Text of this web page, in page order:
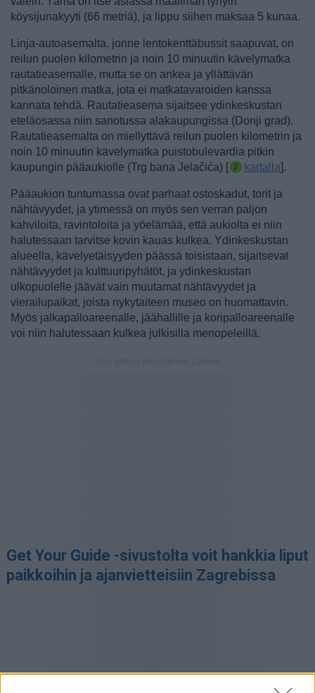
köysijunakyyti (66 metriä), ja lippu siihen maksaa 5 kunaa.
Linja-autoasemalta, jonne lentokenttäbussit saapuvat, on
reilun puolen kilometrin ja noin 10 minuutin kävelymatka
rautatieasemalle, mutta se on ankea ja yllättävän
pitkänoloinen matka, jota ei matkatavaroiden kanssa
kannata tehdä. Rautatieasema sijaitsee ydinkeskustan
eteläosassa niin sanotussa alakaupungissa (Donji grad).
Rautatieasemalta on miellyttävä reilun puolen kilometrin ja
noin 10 minuutin kävelymatka puistobulevardia pitkin
kaupungin pääaukiolle (Trg bana Jelačića) [ kartalla].
Pääaukion tuntumassa ovat parhaat ostoskadut, torit ja
nähtävyydet, ja ytimessä on myös sen verran paljon
kahviloita, ravintoloita ja yöelämää, että aukiolta ei niin
halutessaan tarvitse kovin kauas kulkea. Ydinkeskustan
alueella, kävelyetäisyyden päässä toisistaan, sijaitsevat
nähtävyydet ja kulttuuripyhätöt, ja ydinkeskustan
ulkopuolelle jäävät vain muutamat nähtävyydet ja
vierailupaikat, joista nykytaiteen museo on huomattavin.
Myös jalkapalloareenalle, jäähallille ja koripalloareenalle
voi niin halutessaan kulkea julkisilla menopeleillä.
Get Your Guide -sivustolta voit hankkia liput
paikkoihin ja ajanvietteisiin Zagrebissa